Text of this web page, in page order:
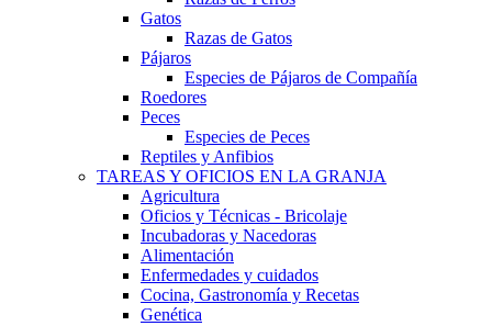
Gatos
Razas de Gatos
Pájaros
Especies de Pájaros de Compañía
Roedores
Peces
Especies de Peces
Reptiles y Anfibios
TAREAS Y OFICIOS EN LA GRANJA
Agricultura
Oficios y Técnicas - Bricolaje
Incubadoras y Nacedoras
Alimentación
Enfermedades y cuidados
Cocina, Gastronomía y Recetas
Genética